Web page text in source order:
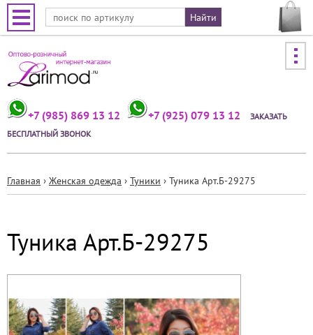
Jump to navigation
+7 (985) 869 13 12 +7 (925) 079 13 12
ЗАКАЗАТЬ
БЕСПЛАТНЫЙ ЗВОНОК
здесь
Главная › Женская одежда › Туники › Туника Арт.Б-29275
Туника Арт.Б-29275